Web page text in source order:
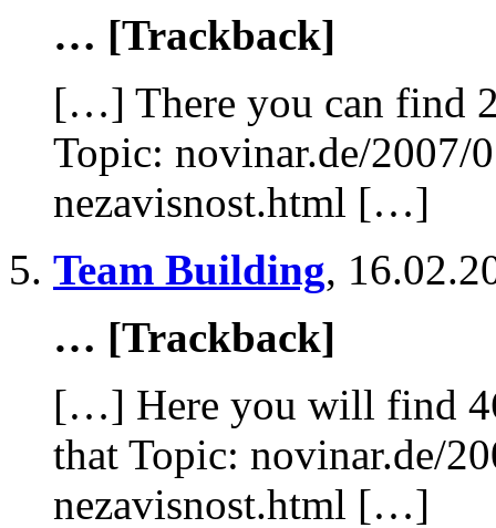
… [Trackback]
[…] There you can find
Topic: novinar.de/2007/
nezavisnost.html […]
Team Building,
… [Trackback]
[…] Here you will find
that Topic: novinar.de/
nezavisnost.html […]